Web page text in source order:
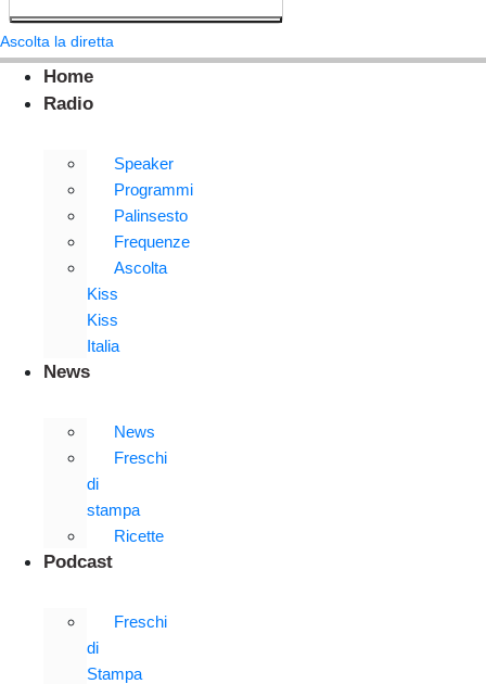
Ascolta la diretta
Home
Radio
Speaker
Programmi
Palinsesto
Frequenze
Ascolta
Kiss
Kiss
Italia
News
News
Freschi
di
stampa
Ricette
Podcast
Freschi
di
Stampa